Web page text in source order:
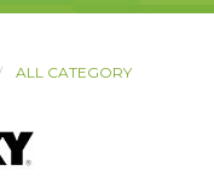
ALL CATEGORY